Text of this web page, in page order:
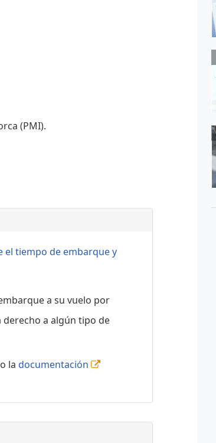
(PMI).
el tiempo de embarque y
a su vuelo por
derecho a algún tipo de
la documentación